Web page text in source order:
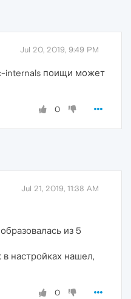
Jul 20, 2019, 9:49 PM
internals поищи может
0
Jul 21, 2019, 11:38 AM
из 5
настройках нашел,
0